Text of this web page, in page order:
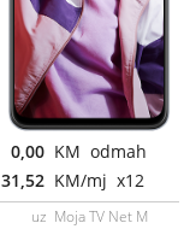
0,00 KM odmah
31,52 KM/mj x12
uz Moja TV Net M